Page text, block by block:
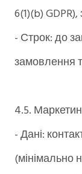
6(1)(b)
- Строк: до
замовлення
4.5.
- Дані:
(мінімально